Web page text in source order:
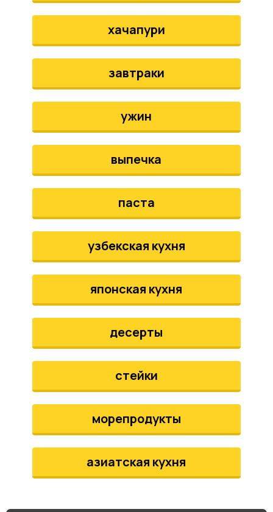
хачапури
завтраки
ужин
выпечка
паста
узбекская кухня
японская кухня
десерты
стейки
морепродукты
азиатская кухня